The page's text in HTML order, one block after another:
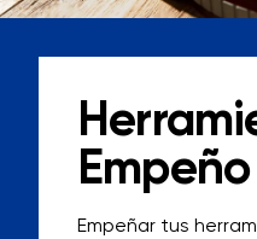
Empeño
Empeñar tus